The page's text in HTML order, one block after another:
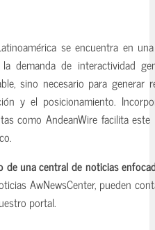
se encuentra en
demanda de interactividad
sino necesario para generar
y el posicionamiento.
como AndeanWire facilita
de una central de noticias
AwNewsCenter, pueden
portal.